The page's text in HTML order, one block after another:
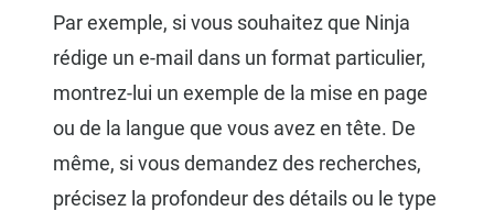
Par exemple, si vous souhaitez que Ninja
rédige un e-mail dans un format particulier,
montrez-lui un exemple de la mise en page
ou de la langue que vous avez en tête. De
même, si vous demandez des recherches,
précisez la profondeur des détails ou le type